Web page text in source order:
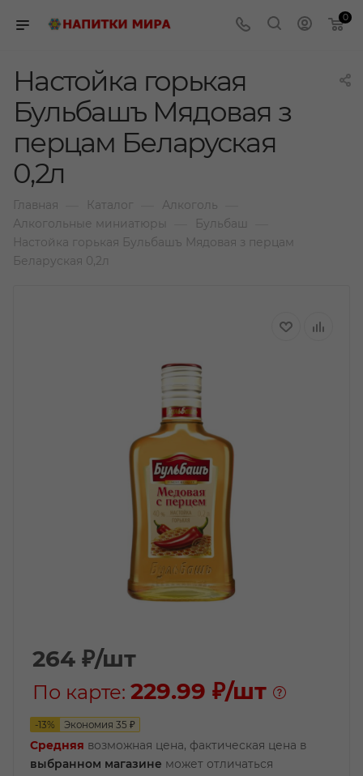
0
Настойка горькая
Бульбашъ Мядовая з
перцам Беларуская
0,2л
Главная Каталог Алкоголь
Алкогольные миниатюры Бульбаш
Настойка горькая Бульбашъ Мядовая з перцам
Беларуская 0,2л
264 ₽/шт
По карте: 229.99 ₽/шт
-13% Экономия 35 ₽
Средняя возможная цена, фактическая цена в
выбранном магазине может отличаться